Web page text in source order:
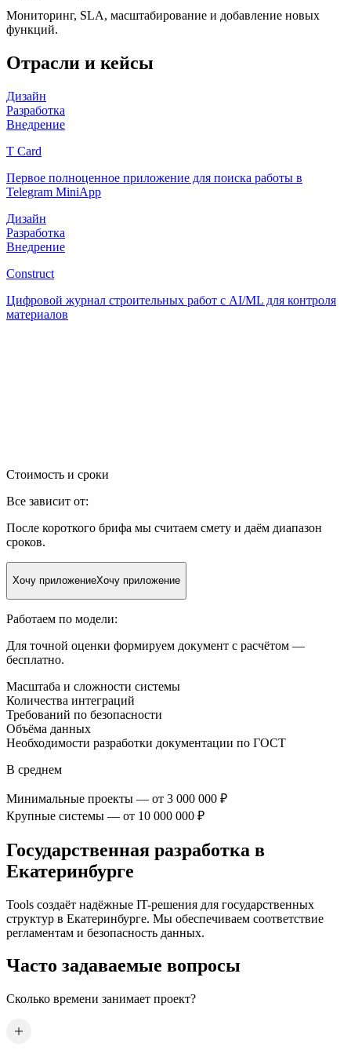
Мониторинг, SLA, масштабирование и добавление новых
функций.
Отрасли и кейсы
Дизайн
Разработка
Внедрение
T Card
Первое полноценное приложение для поиска работы в
Telegram MiniApp
Дизайн
Разработка
Внедрение
Construct
Цифровой журнал строительных работ с AI/ML для контроля
материалов
Стоимость и сроки
Все зависит от:
После короткого брифа мы считаем смету и даём диапазон
сроков.
Хочу приложениеХочу приложение
Работаем по модели:
Для точной оценки формируем документ с расчётом —
бесплатно.
Масштаба и сложности системы
Количества интеграций
Требований по безопасности
Объёма данных
Необходимости разработки документации по ГОСТ
В среднем
Минимальные проекты — от 3 000 000 ₽
Крупные системы — от 10 000 000 ₽
Государственная разработка в
Екатеринбурге
Tools создаёт надёжные IT-решения для государственных
структур в Екатеринбурге. Мы обеспечиваем соответствие
регламентам и безопасность данных.
Часто задаваемые вопросы
Сколько времени занимает проект?